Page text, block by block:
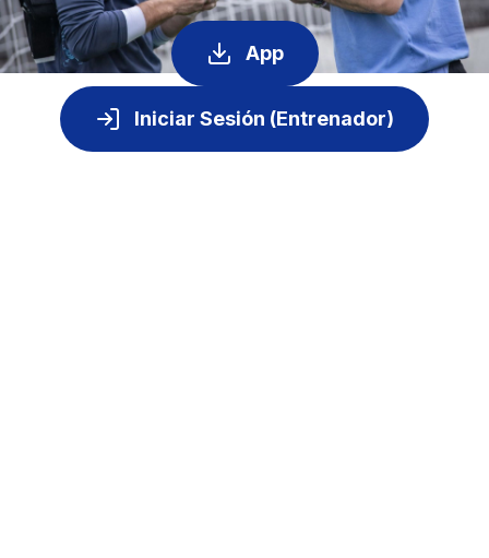
App
Iniciar Sesión (Entrenador)